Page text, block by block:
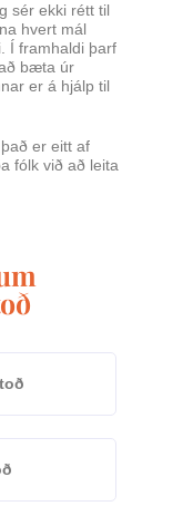
sér ekki rétt til
hvert mál
Í framhaldi þarf
bæta úr
er á hjálp til
er eitt af
fólk við að leita